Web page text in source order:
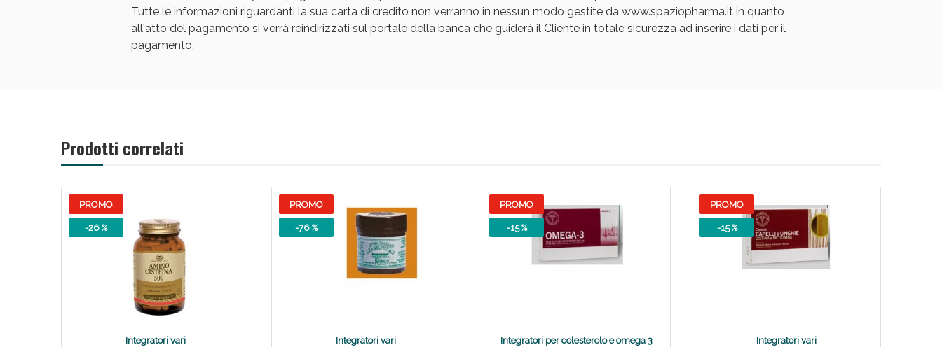
Tutte le informazioni riguardanti la sua carta di credito non verranno in nessun modo gestite da www.spaziopharma.it in quanto
all'atto del pagamento si verrà reindirizzati sul portale della banca che guiderà il Cliente in totale sicurezza ad inserire i dati per il
pagamento.
Prodotti correlati
PROMO
-26 %
Integratori vari
PROMO
-76 %
Integratori vari
PROMO
-15 %
Integratori per colesterolo e omega 3
PROMO
-15 %
Integratori vari